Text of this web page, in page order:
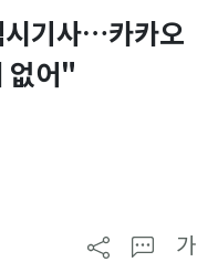
시기사…카카오
없어"
가